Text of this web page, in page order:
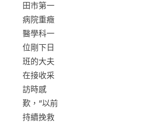
田市第一
病院重癥
醫學科一
位剛下日
班的大夫
在接收采
訪時感
歎，“以前
持續挽救